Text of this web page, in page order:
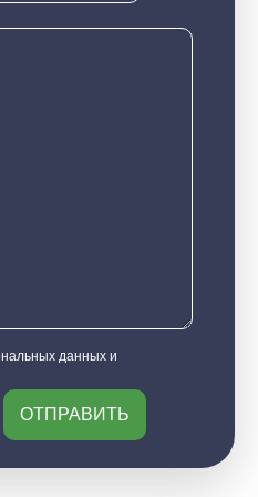
данных и
ОТПРАВИТЬ